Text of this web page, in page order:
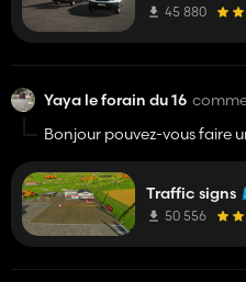
45 880
Yaya le forain du 16
Bonjour pouvez-vous faire
Traffic signs
50 556